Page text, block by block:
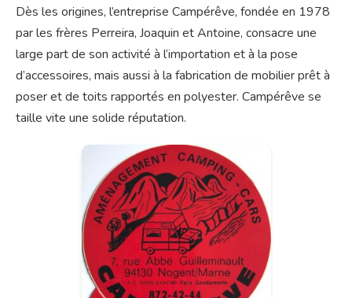
Dès les origines, l’entreprise Campérêve, fondée en 1978
par les frères Perreira, Joaquin et Antoine, consacre une
large part de son activité à l’importation et à la pose
d’accessoires, mais aussi à la fabrication de mobilier prêt à
poser et de toits rapportés en polyester. Campérêve se
taille vite une solide réputation.